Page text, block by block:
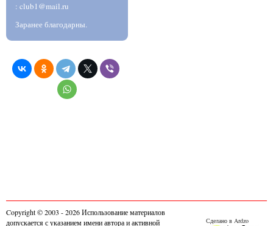
: club1@mail.ru
Заранее благодарны.
Сделано в Ardzo
Copyright © 2003 - 2026 Использование материалов
допускается с указанием имени автора и активной